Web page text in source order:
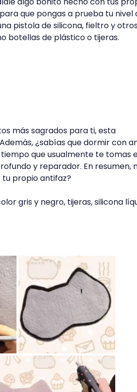
que pongas a prueba tu nivel
pistola de silicona, fieltro y
botellas de plástico o tijeras.
más sagrados para ti, esta
¿sabías que dormir con
que usualmente te tomas
y reparador. En resumen,
tu propio antifaz?
gris y negro, tijeras, silicona